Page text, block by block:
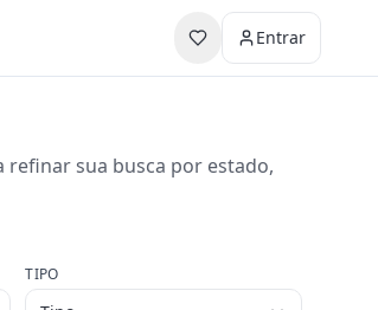
Entrar
sua busca por estado,
TIPO